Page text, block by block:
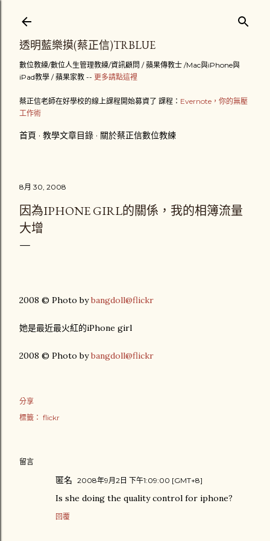
透明藍樂摸(蔡正信)TRBLUE
數位教練/數位人生管理教練/資訊顧問 / 蘋果傳教士 /Mac與iPhone與
iPad教學 / 蘋果家教 -- 更多請點這裡
蔡正信老師在好學校的線上課程開始募資了 課程： Evernote，你的無壓
工作術
首頁 教學文章目錄 關於蔡正信數位教練
8月 30, 2008
因為IPHONE GIRL的關係，我的相簿流量
大增
2008 © Photo bybangdoll@flickr
她是最近最火紅的iPhone girl
2008 © Photo bybangdoll@flickr
分享
標籤： flickr
留言
匿名 2008年9月2日 下午1:09:00 [GMT+8]
Is she doing the quality control for iphone?
回覆